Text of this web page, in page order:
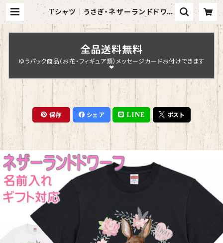
Tシャツ｜うさぎ・ネザーランドドワー
フラビット【型番 T-137】レディース
メンズ グッズ | Chopin Design
全品送料無料
ゆうパック商品（お花・フィギュア類）メッセージカードお付けできます
❤
保存 シェア LINE ポスト